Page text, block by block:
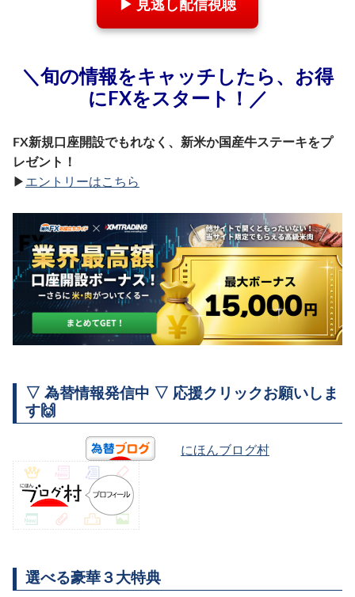
▶ 見逃し配信視聴
＼旬の情報をキャッチしたら、お得
にFXをスタート！／
FX新規口座開設でもれなく、新米か国産牛ステーキをプ
レゼント！
▶︎ エントリーはこちら
▽ 為替情報発信中 ▽ 応援クリックお願いしま
す🙌
にほんブログ村
選べる豪華３大特典